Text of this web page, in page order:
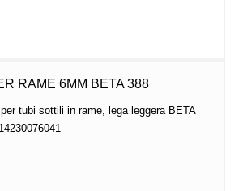
RAME 6MM BETA 388
tubi sottili in rame, lega leggera BETA